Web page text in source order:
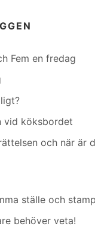
Fem en fredag
vid köksbordet
och när är
ställe och
behöver veta!